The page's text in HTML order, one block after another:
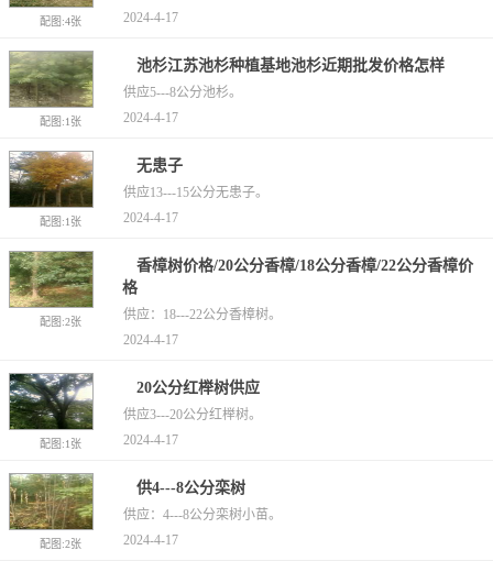
配图:4张
2024-4-17
配图:1张
池杉江苏池杉种植基地池杉近期批发价格怎样
供应5---8公分池杉。
2024-4-17
配图:1张
无患子
供应13---15公分无患子。
2024-4-17
配图:2张
香樟树价格/20公分香樟/18公分香樟/22公分香樟价
格
供应：18---22公分香樟树。
2024-4-17
配图:1张
20公分红榉树供应
供应3---20公分红榉树。
2024-4-17
配图:2张
供4---8公分栾树
供应：4---8公分栾树小苗。
2024-4-17